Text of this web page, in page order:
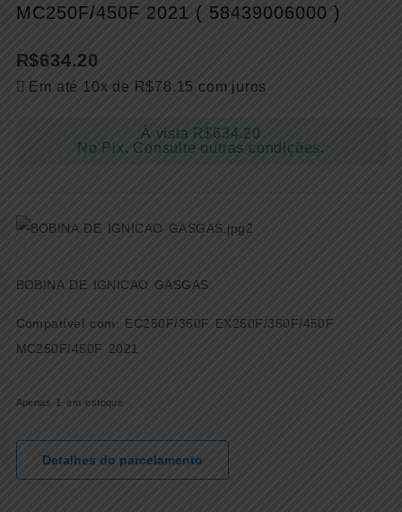
MC250F/450F 2021 ( 58439006000 )
R$634.20
Em até 10x de R$78.15 com juros
À vista R$634.20
No Pix. Consulte outras condições.
BOBINA DE IGNICAO GASGAS
Compatível com: EC250F/350F EX250F/350F/450F
MC250F/450F 2021
Apenas 1 em estoque
Detalhes do parcelamento